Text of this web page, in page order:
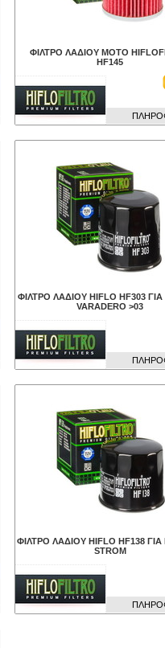
ΦΙΛΤΡΟ ΛΑΔΙΟΥ ΜΟΤΟ
HF145
ΦΙΛΤΡΟ ΛΑΔΙΟΥ HIFLO HF303 ΓΙΑ
VARADERO >03
ΦΙΛΤΡΟ ΛΑΔΙΟΥ HIFLO HF138 ΓΙΑ
STROM